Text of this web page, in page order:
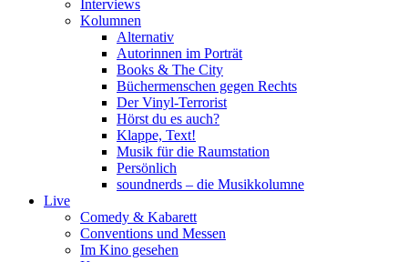
Interviews
Kolumnen
Alternativ
Autorinnen im Porträt
Books & The City
Büchermenschen gegen Rechts
Der Vinyl-Terrorist
Hörst du es auch?
Klappe, Text!
Musik für die Raumstation
Persönlich
soundnerds – die Musikkolumne
Live
Comedy & Kabarett
Conventions und Messen
Im Kino gesehen